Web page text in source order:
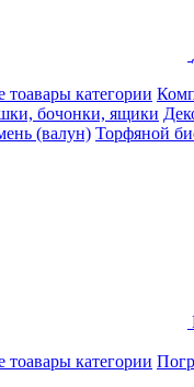
тоавары категории
бочонки, ящики
(валун) Торфяной
тоавары категории